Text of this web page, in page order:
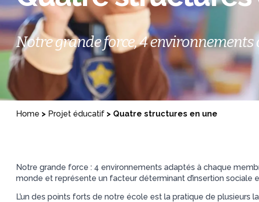
Notre grande force, 4 environnements
Home > Projet éducatif > Quatre structures en une
Notre grande force : 4 environnements adaptés à chaque
monde et représente un facteur déterminant d’insertion sociale
L’un des points forts de notre école est la pratique de plusieurs